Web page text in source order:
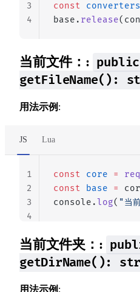
const converters
base. release
3
4
当前文件：:
getFileName():
用法示例 :
JS Lua
const core =
const base =
console.log( "当
1
2
3
4
当前文件夹：:
getDirName():
用法示例 :